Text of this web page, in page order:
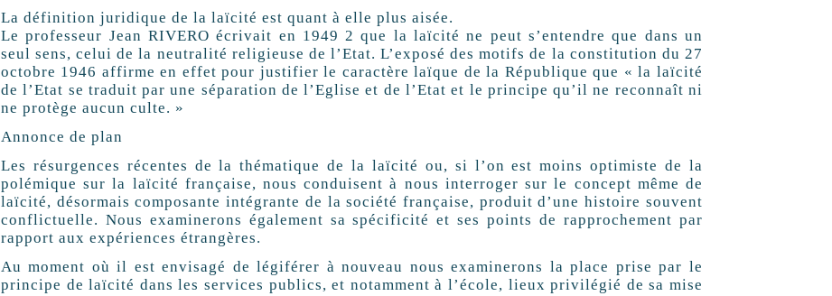
La définition juridique de la laïcité est quant à elle plus aisée.
Le professeur Jean RIVERO écrivait en 1949 2 que la laïcité ne peut s’entendre que dans un
seul sens, celui de la neutralité religieuse de l’Etat. L’exposé des motifs de la constitution du 27
octobre 1946 affirme en effet pour justifier le caractère laïque de la République que « la laïcité
de l’Etat se traduit par une séparation de l’Eglise et de l’Etat et le principe qu’il ne reconnaît ni
ne protège aucun culte. »
Annonce de plan
Les résurgences récentes de la thématique de la laïcité ou, si l’on est moins optimiste de la
polémique sur la laïcité française, nous conduisent à nous interroger sur le concept même de
laïcité, désormais composante intégrante de la société française, produit d’une histoire souvent
conflictuelle. Nous examinerons également sa spécificité et ses points de rapprochement par
rapport aux expériences étrangères.
Au moment où il est envisagé de légiférer à nouveau nous examinerons la place prise par le
principe de laïcité dans les services publics, et notamment à l’école, lieux privilégié de sa mise